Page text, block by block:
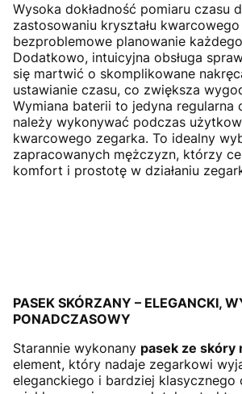
Wysoka dokładność pomiaru czasu
zastosowaniu kryształu
bezproblemowe planowanie
Dodatkowo, intuicyjna obsługa
się martwić o skomplikowane
ustawianie czasu, co zwiększa
Wymiana baterii to jedyna regularna
należy wykonywać podczas
kwarcowego zegarka. To idealny
zapracowanych mężczyzn, którzy
komfort i prostotę w działaniu
PASEK SKÓRZANY – ELEGANCKI,
PONADCZASOWY
Starannie wykonany pasek ze skóry
element, który nadaje zegarkowi
eleganckiego i bardziej klasycznego